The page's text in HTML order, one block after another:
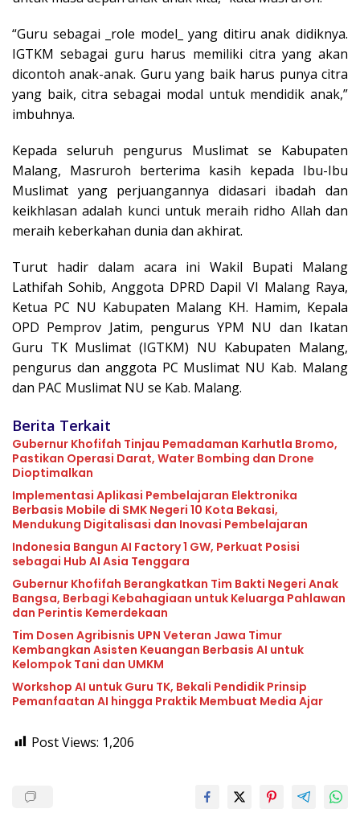
“Guru sebagai _role model_ yang ditiru anak didiknya.
IGTKM sebagai guru harus memiliki citra yang akan
dicontoh anak-anak. Guru yang baik harus punya citra
yang baik, citra sebagai modal untuk mendidik anak,”
imbuhnya.
Kepada seluruh pengurus Muslimat se Kabupaten
Malang, Masruroh berterima kasih kepada Ibu-Ibu
Muslimat yang perjuangannya didasari ibadah dan
keikhlasan adalah kunci untuk meraih ridho Allah dan
meraih keberkahan dunia dan akhirat.
Turut hadir dalam acara ini Wakil Bupati Malang
Lathifah Sohib, Anggota DPRD Dapil VI Malang Raya,
Ketua PC NU Kabupaten Malang KH. Hamim, Kepala
OPD Pemprov Jatim, pengurus YPM NU dan Ikatan
Guru TK Muslimat (IGTKM) NU Kabupaten Malang,
pengurus dan anggota PC Muslimat NU Kab. Malang
dan PAC Muslimat NU se Kab. Malang.
Berita Terkait
Gubernur Khofifah Tinjau Pemadaman Karhutla Bromo,
Pastikan Operasi Darat, Water Bombing dan Drone
Dioptimalkan
Implementasi Aplikasi Pembelajaran Elektronika
Berbasis Mobile di SMK Negeri 10 Kota Bekasi,
Mendukung Digitalisasi dan Inovasi Pembelajaran
Indonesia Bangun AI Factory 1 GW, Perkuat Posisi
sebagai Hub AI Asia Tenggara
Gubernur Khofifah Berangkatkan Tim Bakti Negeri Anak
Bangsa, Berbagi Kebahagiaan untuk Keluarga Pahlawan
dan Perintis Kemerdekaan
Tim Dosen Agribisnis UPN Veteran Jawa Timur
Kembangkan Asisten Keuangan Berbasis AI untuk
Kelompok Tani dan UMKM
Workshop AI untuk Guru TK, Bekali Pendidik Prinsip
Pemanfaatan AI hingga Praktik Membuat Media Ajar
Post Views: 1,206